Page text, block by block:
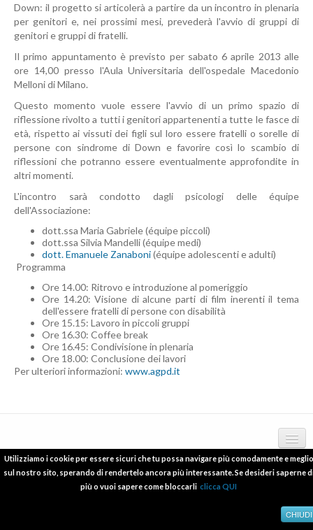
Down: il progetto si articolerà a partire da un incontro in plenaria
per genitori e, nei prossimi mesi, prevederà l'avvio di gruppi di
genitori e gruppi di fratelli.
Il primo appuntamento è previsto per sabato 6 aprile 2013 alle
ore 14,00 presso l'Aula Universitaria dell'ospedale Macedonio
Melloni di Milano.
Questo momento vuole essere l'avvio di un primo spazio di
riflessione rivolto a tutti i genitori appartenenti a tutte le fasce di
età, rispetto ai vissuti dei figli sul loro essere fratelli o sorelle di
persone con sindrome di Down e favorire così lo scambio di
riflessioni che potranno essere eventualmente approfondite in
altri momenti.
L'incontro sarà condotto dagli psicologi delle équipe
dell'Associazione:
dott.ssa Maria Gabriele (équipe piccoli)
dott.ssa Silvia Mandelli (équipe medi)
dott. Emanuele Zanaboni(équipe adolescenti e adulti)
Programma
Ore 14.00: Ritrovo e introduzione al pomeriggio
Ore 14.20: Visione di alcune parti di film inerenti il tema
dell'essere fratelli di persone con disabilità
Ore 15.15: Lavoro in piccoli gruppi
Ore 16.30: Coffee break
Ore 16.45: Condivisione in plenaria
Ore 18.00: Conclusione dei lavori
Per ulteriori informazioni: www.agpd.it
deontologia
pubblicazioni scientifiche
Copyright © 2012 - 2016 psicologo-melzo.com P.I.06838240965
Utilizziamo i cookie per essere sicuri che tu possa navigare più comodamente e meglio
sul nostro sito, sperando di rendertelo ancora più interessante. Se desideri saperne
più o vuoi sapere come bloccarli clicca QUI
CHIUDI